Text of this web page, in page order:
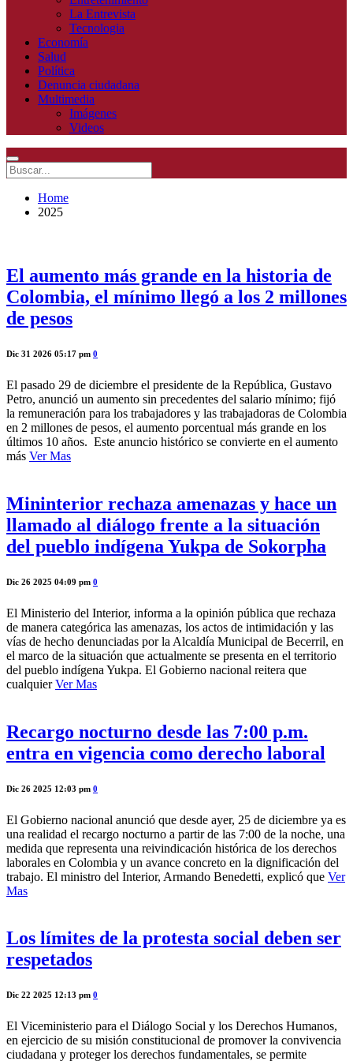
La Entrevista
Tecnologia
Economía
Salud
Política
Denuncia ciudadana
Multimedia
Imágenes
Videos
Home
2025
El aumento más grande en la historia de
Colombia, el mínimo llegó a los 2 millones
de pesos
Dic 31 2026 05:17 pm 0
El pasado 29 de diciembre el presidente de la República, Gustavo
Petro, anunció un aumento sin precedentes del salario mínimo; fijó
la remuneración para los trabajadores y las trabajadoras de Colombia
en 2 millones de pesos, el aumento porcentual más grande en los
últimos 10 años. Este anuncio histórico se convierte en el aumento
más Ver Mas
Mininterior rechaza amenazas y hace un
llamado al diálogo frente a la situación
del pueblo indígena Yukpa de Sokorpha
Dic 26 2025 04:09 pm 0
El Ministerio del Interior, informa a la opinión pública que rechaza
de manera categórica las amenazas, los actos de intimidación y las
vías de hecho denunciadas por la Alcaldía Municipal de Becerril, en
el marco de la situación que actualmente se presenta en el territorio
del pueblo indígena Yukpa. El Gobierno nacional reitera que
cualquierVer Mas
Recargo nocturno desde las 7:00 p.m.
entra en vigencia como derecho laboral
Dic 26 2025 12:03 pm 0
El Gobierno nacional anunció que desde ayer, 25 de diciembre ya es
una realidad el recargo nocturno a partir de las 7:00 de la noche, una
medida que representa una reivindicación histórica de los derechos
laborales en Colombia y un avance concreto en la dignificación del
trabajo. El ministro del Interior, Armando Benedetti, explicó que Ver
Mas
Los límites de la protesta social deben ser
respetados
Dic 22 2025 12:13 pm 0
El Viceministerio para el Diálogo Social y los Derechos Humanos,
en ejercicio de su misión constitucional de promover la convivencia
ciudadana y proteger los derechos fundamentales, se permite